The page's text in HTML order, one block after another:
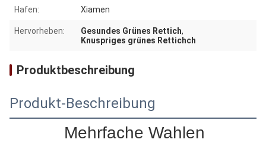
Hafen: Xiamen
Hervorheben: Gesundes Grünes Rettich,
Knuspriges grünes Rettichch
Produktbeschreibung
Produkt-Beschreibung
Mehrfache Wahlen